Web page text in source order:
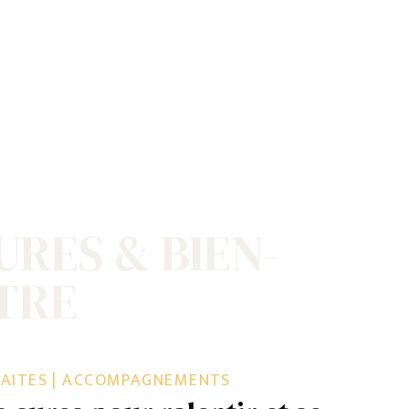
| ACCOMPAGNEMENTS